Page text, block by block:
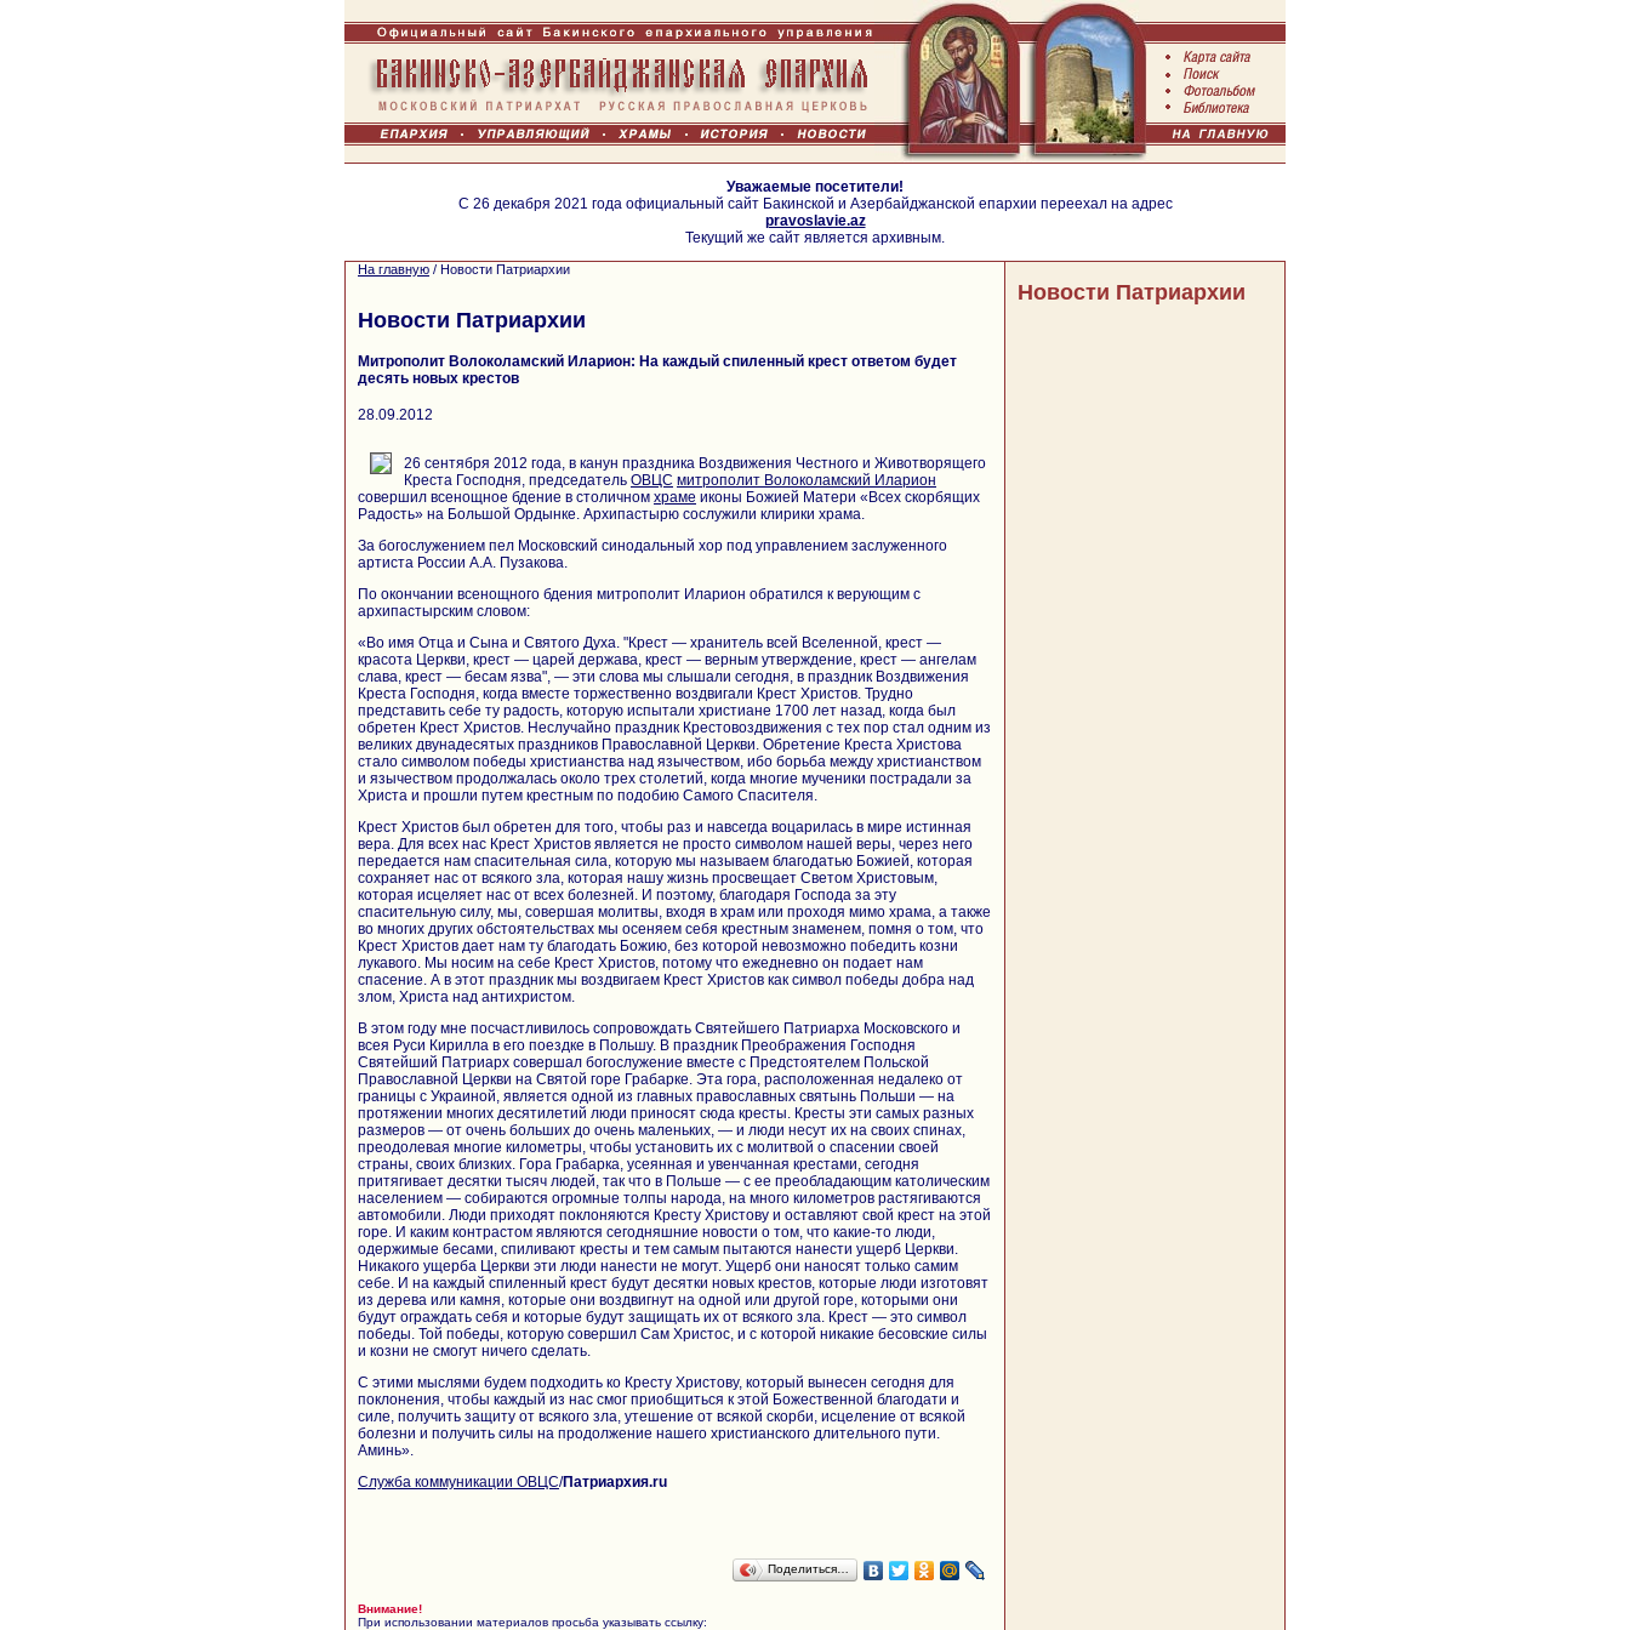
Уважаемые посетители!
С 26 декабря 2021 года официальный сайт Бакинской и Азербайджанской епархии переехал на адрес
pravoslavie.az
Текущий же сайт является архивным.
На главную / Новости Патриархии
Новости Патриархии
Митрополит Волоколамский Иларион: На каждый спиленный крест ответом будет
десять новых крестов
28.09.2012
26 сентября 2012 года, в канун праздника Воздвижения Честного и Животворящего
Креста Господня, председатель ОВЦС митрополит Волоколамский Иларион
совершил всенощное бдение в столичном храме иконы Божией Матери «Всех скорбящих
Радость» на Большой Ордынке. Архипастырю сослужили клирики храма.
За богослужением пел Московский синодальный хор под управлением заслуженного
артиста России А.А. Пузакова.
По окончании всенощного бдения митрополит Иларион обратился к верующим с
архипастырским словом:
«Во имя Отца и Сына и Святого Духа. "Крест — хранитель всей Вселенной, крест —
красота Церкви, крест — царей держава, крест — верным утверждение, крест — ангелам
слава, крест — бесам язва", — эти слова мы слышали сегодня, в праздник Воздвижения
Креста Господня, когда вместе торжественно воздвигали Крест Христов. Трудно
представить себе ту радость, которую испытали христиане 1700 лет назад, когда был
обретен Крест Христов. Неслучайно праздник Крестовоздвижения с тех пор стал одним из
великих двунадесятых праздников Православной Церкви. Обретение Креста Христова
стало символом победы христианства над язычеством, ибо борьба между христианством
и язычеством продолжалась около трех столетий, когда многие мученики пострадали за
Христа и прошли путем крестным по подобию Самого Спасителя.
Крест Христов был обретен для того, чтобы раз и навсегда воцарилась в мире истинная
вера. Для всех нас Крест Христов является не просто символом нашей веры, через него
передается нам спасительная сила, которую мы называем благодатью Божией, которая
сохраняет нас от всякого зла, которая нашу жизнь просвещает Светом Христовым,
которая исцеляет нас от всех болезней. И поэтому, благодаря Господа за эту
спасительную силу, мы, совершая молитвы, входя в храм или проходя мимо храма, а также
во многих других обстоятельствах мы осеняем себя крестным знаменем, помня о том, что
Крест Христов дает нам ту благодать Божию, без которой невозможно победить козни
лукавого. Мы носим на себе Крест Христов, потому что ежедневно он подает нам
спасение. А в этот праздник мы воздвигаем Крест Христов как символ победы добра над
злом, Христа над антихристом.
В этом году мне посчастливилось сопровождать Святейшего Патриарха Московского и
всея Руси Кирилла в его поездке в Польшу. В праздник Преображения Господня
Святейший Патриарх совершал богослужение вместе с Предстоятелем Польской
Православной Церкви на Святой горе Грабарке. Эта гора, расположенная недалеко от
границы с Украиной, является одной из главных православных святынь Польши — на
протяжении многих десятилетий люди приносят сюда кресты. Кресты эти самых разных
размеров — от очень больших до очень маленьких, — и люди несут их на своих спинах,
преодолевая многие километры, чтобы установить их с молитвой о спасении своей
страны, своих близких. Гора Грабарка, усеянная и увенчанная крестами, сегодня
притягивает десятки тысяч людей, так что в Польше — с ее преобладающим католическим
населением — собираются огромные толпы народа, на много километров растягиваются
автомобили. Люди приходят поклоняются Кресту Христову и оставляют свой крест на этой
горе. И каким контрастом являются сегодняшние новости о том, что какие-то люди,
одержимые бесами, спиливают кресты и тем самым пытаются нанести ущерб Церкви.
Никакого ущерба Церкви эти люди нанести не могут. Ущерб они наносят только самим
себе. И на каждый спиленный крест будут десятки новых крестов, которые люди изготовят
из дерева или камня, которые они воздвигнут на одной или другой горе, которыми они
будут ограждать себя и которые будут защищать их от всякого зла. Крест — это символ
победы. Той победы, которую совершил Сам Христос, и с которой никакие бесовские силы
и козни не смогут ничего сделать.
С этими мыслями будем подходить ко Кресту Христову, который вынесен сегодня для
поклонения, чтобы каждый из нас смог приобщиться к этой Божественной благодати и
силе, получить защиту от всякого зла, утешение от всякой скорби, исцеление от всякой
болезни и получить силы на продолжение нашего христианского длительного пути.
Аминь».
Служба коммуникации ОВЦС/Патриархия.ru
Поделиться…
Внимание!
При использовании материалов просьба указывать ссылку:
Новости Патриархии